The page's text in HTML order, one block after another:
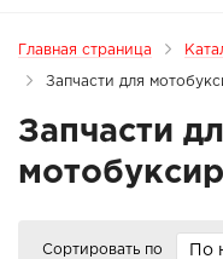
Главная страница
Запчасти для
Запчасти
Сортировать по По